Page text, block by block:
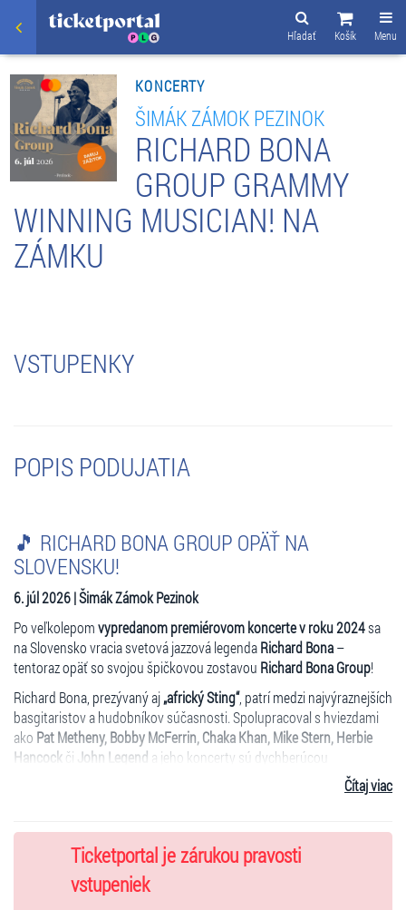
Menu
Košík
Hľadať
KONCERTY
ŠIMÁK ZÁMOK PEZINOK
RICHARD BONA
GROUP GRAMMY
WINNING MUSICIAN! NA
ZÁMKU
VSTUPENKY
POPIS PODUJATIA
🎵 RICHARD BONA GROUP OPÄŤ NA
SLOVENSKU!
6. júl 2026 | Šimák Zámok Pezinok
Po veľkolepomvypredanom premiérovom koncerte v roku 2024sa
na Slovensko vracia svetová jazzová legendaRichard Bona–
tentoraz opäť so svojou špičkovou zostavou Richard Bona Group!
Richard Bona, prezývaný aj„africký Sting“, patrí medzi najvýraznejších
basgitaristov a hudobníkov súčasnosti. Spolupracoval s hviezdami
ako Pat Metheny, Bobby McFerrin, Chaka Khan, Mike Stern, Herbie
Hancockči John Legend a jeho koncerty sú dychberúcou
kombináciou jazzu, afrických rytmov, world music a virtuóznej hry.
Richard Bona - bass/vocal
Ciro Manna - guitar
Michael Leqoc - keyboards
Čítaj viac
Ticketportal je zárukou pravosti
vstupeniek